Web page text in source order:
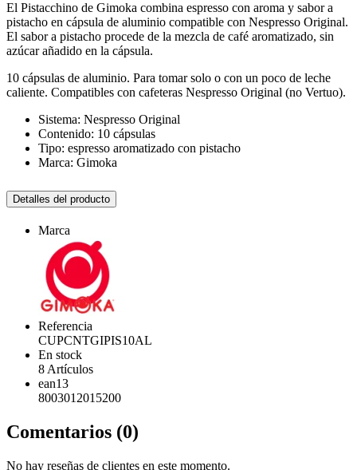
El Pistacchino de Gimoka combina espresso con aroma y sabor a
pistacho en cápsula de aluminio compatible con Nespresso Original.
El sabor a pistacho procede de la mezcla de café aromatizado, sin
azúcar añadido en la cápsula.
10 cápsulas de aluminio. Para tomar solo o con un poco de leche
caliente. Compatibles con cafeteras Nespresso Original (no Vertuo).
Sistema: Nespresso Original
Contenido: 10 cápsulas
Tipo: espresso aromatizado con pistacho
Marca: Gimoka
Detalles del producto
Marca
Referencia
CUPCNTGIPIS10AL
En stock
8 Artículos
ean13
8003012015200
Comentarios (0)
No hay reseñas de clientes en este momento.